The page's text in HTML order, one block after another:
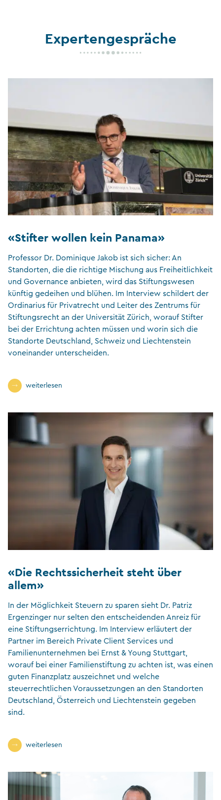
Expertengespräche
«Stifter wollen kein Panama»
Professor Dr. Dominique Jakob ist sich sicher: An
Standorten, die die richtige Mischung aus Freiheitlichkeit
und Governance anbieten, wird das Stiftungswesen
künftig gedeihen und blühen. Im Interview schildert der
Ordinarius für Privatrecht und Leiter des Zentrums für
Stiftungsrecht an der Universität Zürich, worauf Stifter
bei der Errichtung achten müssen und worin sich die
Standorte Deutschland, Schweiz und Liechtenstein
voneinander unterscheiden.
weiterlesen
«Die Rechtssicherheit steht über
allem»
In der Möglichkeit Steuern zu sparen sieht Dr. Patriz
Ergenzinger nur selten den entscheidenden Anreiz für
eine Stiftungserrichtung. Im Interview erläutert der
Partner im Bereich Private Client Services und
Familienunternehmen bei Ernst & Young Stuttgart,
worauf bei einer Familienstiftung zu achten ist, was einen
guten Finanzplatz auszeichnet und welche
steuerrechtlichen Voraussetzungen an den Standorten
Deutschland, Österreich und Liechtenstein gegeben
sind.
weiterlesen